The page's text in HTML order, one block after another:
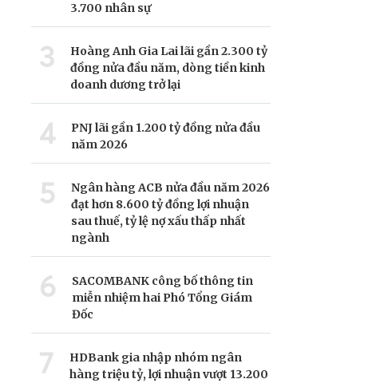
3.700 nhân sự
3
Hoàng Anh Gia Lai lãi gần 2.300 tỷ
đồng nửa đầu năm, dòng tiền kinh
doanh dương trở lại
4
PNJ lãi gần 1.200 tỷ đồng nửa đầu
năm 2026
5
Ngân hàng ACB nửa đầu năm 2026
đạt hơn 8.600 tỷ đồng lợi nhuận
sau thuế, tỷ lệ nợ xấu thấp nhất
ngành
6
SACOMBANK công bố thông tin
miễn nhiệm hai Phó Tổng Giám
Đốc
7
HDBank gia nhập nhóm ngân
hàng triệu tỷ, lợi nhuận vượt 13.200